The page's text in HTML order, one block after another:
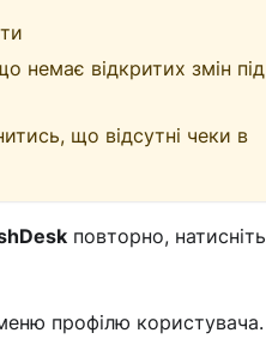
немає відкритих змін під
що відсутні чеки в
повторно, натисніть
профілю користувача.